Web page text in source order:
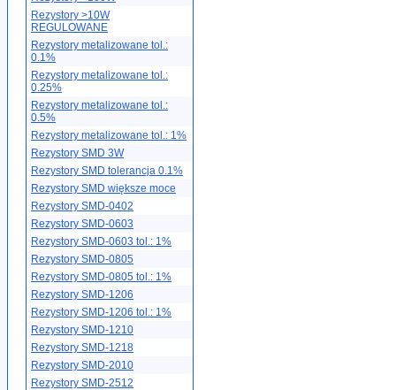
Rezystory >10W
REGULOWANE
Rezystory metalizowane tol.:
0.1%
Rezystory metalizowane tol.:
0.25%
Rezystory metalizowane tol.:
0.5%
Rezystory metalizowane tol.: 1%
Rezystory SMD 3W
Rezystory SMD tolerancja 0.1%
Rezystory SMD większe moce
Rezystory SMD-0402
Rezystory SMD-0603
Rezystory SMD-0603 tol.: 1%
Rezystory SMD-0805
Rezystory SMD-0805 tol.: 1%
Rezystory SMD-1206
Rezystory SMD-1206 tol.: 1%
Rezystory SMD-1210
Rezystory SMD-1218
Rezystory SMD-2010
Rezystory SMD-2512